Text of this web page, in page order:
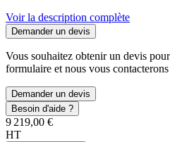
Voir la description complète
Demander un devis
Vous souhaitez obtenir un devis
formulaire et nous vous
Demander un devis
Besoin d'aide ?
9 219,00 €
HT